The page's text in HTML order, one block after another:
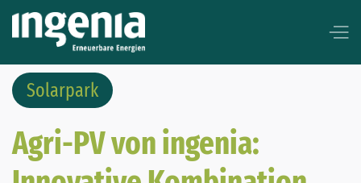
Solarpark
Agri-PV von ingenia: